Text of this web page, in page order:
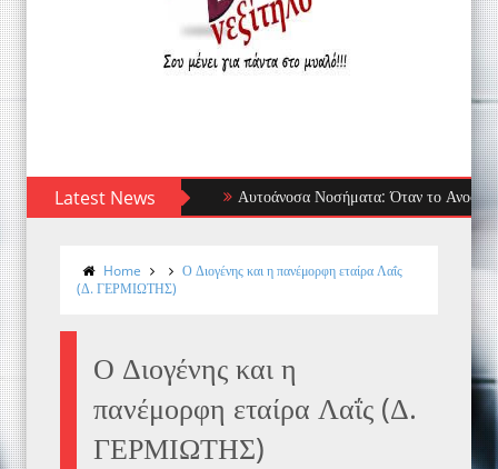
Latest News Αυτοάνοσα Νοσήματα: Όταν το
Home
Ο Διογένης και η πανέμορφη εταίρα Λαΐς
(Δ. ΓΕΡΜΙΩΤΗΣ)
Ο Διογένης και η
πανέμορφη εταίρα Λαΐς (Δ.
ΓΕΡΜΙΩΤΗΣ)